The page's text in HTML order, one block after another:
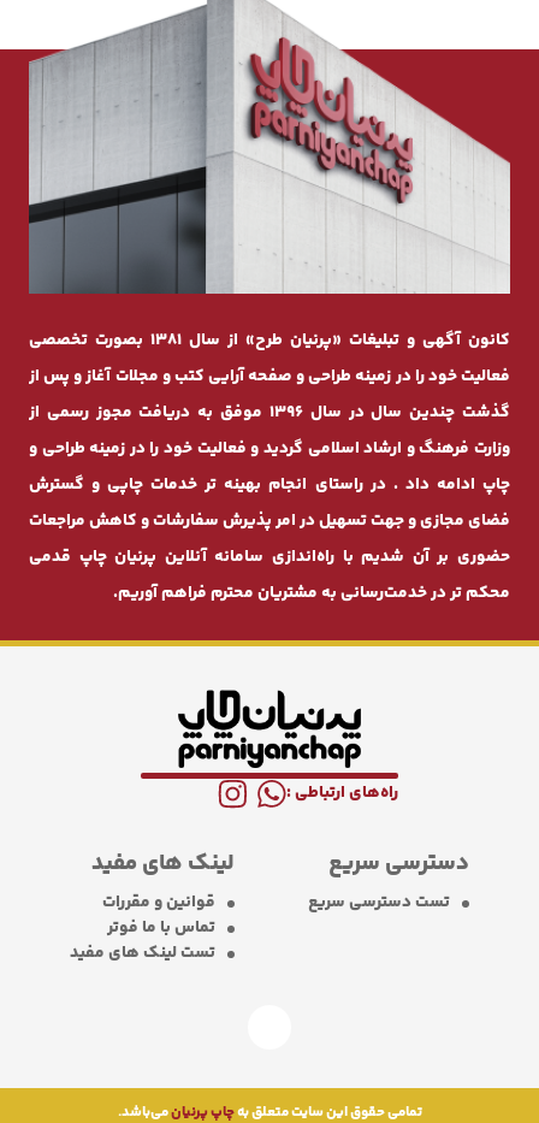
کانون آگهی و تبلیغات «پرنیان طرح» از سال 1381 بصورت تخصصی
فعالیت خود را در زمینه طراحی و صفحه ‌آرایی کتب و مجلات آغاز و پس از
گذشت چندیـن سال در سال 1396 موفق به دریافت مجوز رسمی از
وزارت فرهنگ و ارشاد اسلامی گردید و فعالیت خود را در زمینه طراحی و
چاپ ادامه داد . در راستای انجام بهینه ‌تر خدمات چاپی و گسترش
فضای مجازی و جهت تسهیل در امر پذیرش سفارشات و کاهش مراجعات
حضوری بر آن شدیم با راه‌اندازی سامانه آنلاین پرنیان ‌چاپ قدمی
محکم ‌تر در خدمت‌رسانی به مشتریان محترم فراهم آوریم.
راه‌های ارتباطی :
دسترسی سریع
تست دسترسی سریع
لینک های مفید
قوانین و مقررات
تماس با ما فوتر
تست لینک های مفید
تمامی حقوق این سایت متعلق بهچاپ پرنیانمی‌باشد.